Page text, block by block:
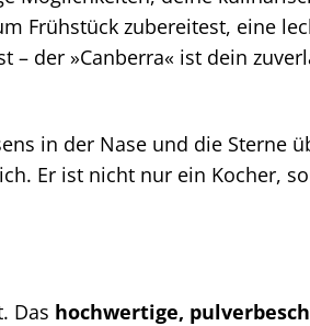
Frühstück zubereitest, eine
– der »Canberra« ist dein
in der Nase und die Sterne
Er ist nicht nur ein Kocher,
Das hochwertige,